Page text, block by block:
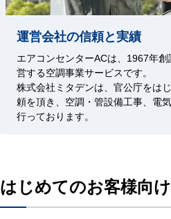
運営会社の信頼と実績
エアコンセンターACは、1967年
営する空調事業サービスです。
株式会社ミタデンは、官公庁をは
頼を頂き、空調・管設備工事、電
行っております。
はじめてのお客様向